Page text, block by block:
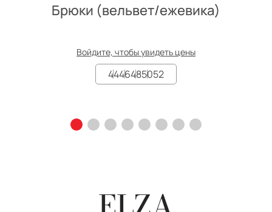
Брюки (вельвет/ежевика)
Войдите, чтобы увидеть цены
4446485052